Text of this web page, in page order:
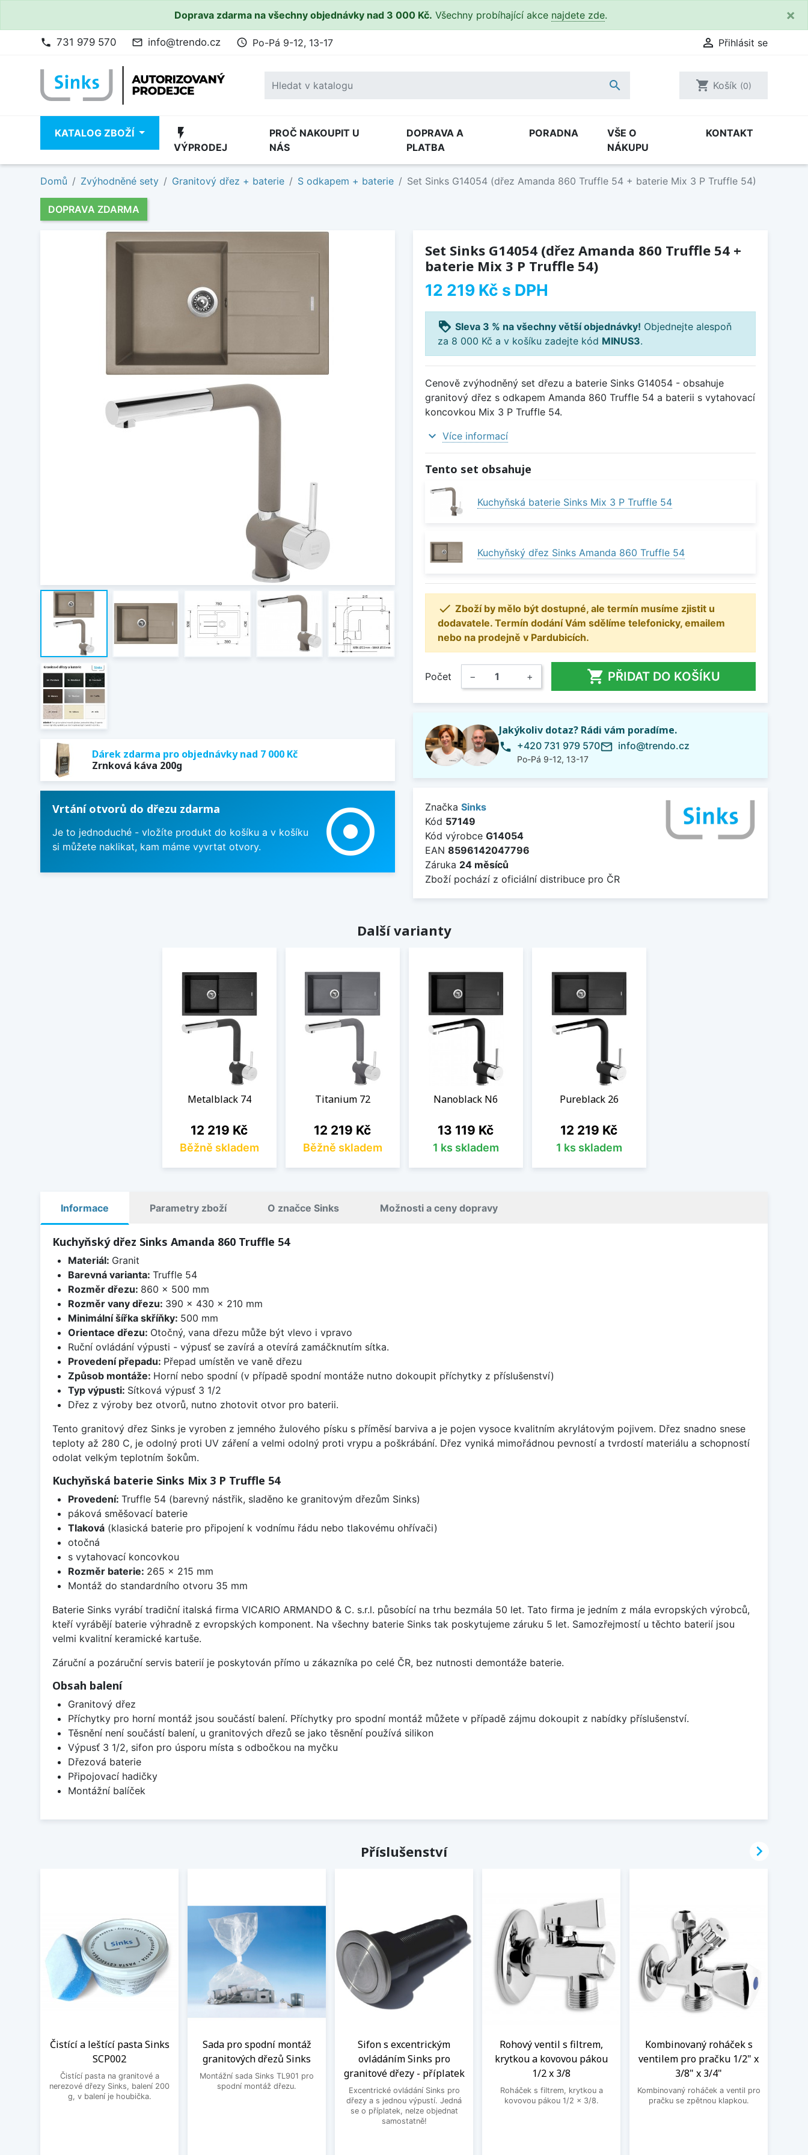
Doprava zdarma na všechny objednávky nad 3 000 Kč. Všechny probíhající akce najdete zde. ×
phone 731 979 570 mail_outline info@trendo.cz access_time Po-Pá 9-12, 13-17  Přihlásit se
 shopping_cart Košík (0)
KATALOG ZBOŽÍ flash_on
VÝPRODEJ
PROČ NAKOUPIT U
NÁS
DOPRAVA A
PLATBA
PORADNA
VŠE O
NÁKUPU
KONTAKT
Domů Zvýhodněné sety Granitový dřez + baterie S odkapem + baterie Set Sinks G14054 (dřez Amanda 860 Truffle 54 + baterie Mix 3 P Truffle 54)
DOPRAVA ZDARMA
Dárek zdarma pro objednávky nad 7 000 Kč
Zrnková káva 200g
Vrtání otvorů do dřezu zdarma
Je to jednoduché - vložíte produkt do košíku a v košíku
si můžete naklikat, kam máme vyvrtat otvory.
adjust
Set Sinks G14054 (dřez Amanda 860 Truffle 54 +
baterie Mix 3 P Truffle 54)
12 219 Kč s DPH
loyalty Sleva 3 % na všechny větší objednávky! Objednejte alespoň
za 8 000 Kč a v košíku zadejte kód MINUS3.
Cenově zvýhodněný set dřezu a baterie Sinks G14054 - obsahuje
granitový dřez s odkapem Amanda 860 Truffle 54 a baterii s vytahovací
koncovkou Mix 3 P Truffle 54.
expand_more Více informací
Tento set obsahuje
Kuchyňská baterie Sinks Mix 3 P Truffle 54
Kuchyňský dřez Sinks Amanda 860 Truffle 54
 Zboží by mělo být dostupné, ale termín musíme zjistit u
dodavatele. Termín dodání Vám sdělíme telefonicky, emailem
nebo na prodejně v Pardubicích.
Počet − +  PŘIDAT DO KOŠÍKU
Jakýkoliv dotaz? Rádi vám poradíme.
phone +420 731 979 570
Po-Pá 9-12, 13-17
mail_outline info@trendo.cz
Značka Sinks
Kód 57149
Kód výrobce G14054
EAN 8596142047796
Záruka 24 měsíců
Zboží pochází z oficiální distribuce pro ČR
Další varianty
Metalblack 74
Cena
12 219 Kč
Běžně skladem
Titanium 72
Cena
12 219 Kč
Běžně skladem
Nanoblack N6
Cena
13 119 Kč
1 ks skladem
Pureblack 26
Cena
12 219 Kč
1 ks skladem
Informace Parametry zboží O značce Sinks Možnosti a ceny dopravy
Kuchyňský dřez Sinks Amanda 860 Truffle 54
Materiál: Granit
Barevná varianta: Truffle 54
Rozměr dřezu: 860 x 500 mm
Rozměr vany dřezu: 390 x 430 x 210 mm
Minimální šířka skříňky: 500 mm
Orientace dřezu: Otočný, vana dřezu může být vlevo i vpravo
Ruční ovládání výpusti - výpusť se zavírá a otevírá zamáčknutím sítka.
Provedení přepadu: Přepad umístěn ve vaně dřezu
Způsob montáže: Horní nebo spodní (v případě spodní montáže nutno dokoupit příchytky z příslušenství)
Typ výpusti: Sítková výpusť 3 1/2
Dřez z výroby bez otvorů, nutno zhotovit otvor pro baterii.
Tento granitový dřez Sinks je vyroben z jemného žulového písku s příměsí barviva a je pojen vysoce kvalitním akrylátovým pojivem. Dřez snadno snese
teploty až 280 C, je odolný proti UV záření a velmi odolný proti vrypu a poškrábání. Dřez vyniká mimořádnou pevností a tvrdostí materiálu a schopností
odolat velkým teplotním šokům.
Kuchyňská baterie Sinks Mix 3 P Truffle 54
Provedení: Truffle 54 (barevný nástřik, sladěno ke granitovým dřezům Sinks)
páková směšovací baterie
Tlaková(klasická baterie pro připojení k vodnímu řádu nebo tlakovému ohřívači)
otočná
s vytahovací koncovkou
Rozměr baterie: 265 x 215 mm
Montáž do standardního otvoru 35 mm
Baterie Sinks vyrábí tradiční italská firma VICARIO ARMANDO & C. s.r.l. působící na trhu bezmála 50 let. Tato firma je jedním z mála evropských výrobců,
kteří vyrábějí baterie výhradně z evropských komponent. Na všechny baterie Sinks tak poskytujeme záruku 5 let. Samozřejmostí u těchto baterií jsou
velmi kvalitní keramické kartuše.
Záruční a pozáruční servis baterií je poskytován přímo u zákazníka po celé ČR, bez nutnosti demontáže baterie.
Obsah balení
Granitový dřez
Příchytky pro horní montáž jsou součástí balení. Příchytky pro spodní montáž můžete v případě zájmu dokoupit z nabídky příslušenství.
Těsnění není součástí balení, u granitových dřezů se jako těsnění používá silikon
Výpusť 3 1/2, sifon pro úsporu místa s odbočkou na myčku
Dřezová baterie
Připojovací hadičky
Montážní balíček
Příslušenství
Čistící a leštící pasta Sinks
SCP002
Čistící pasta na granitové a
nerezové dřezy Sinks, balení 200
g, v balení je houbička.
Sada pro spodní montáž
granitových dřezů Sinks
Montážní sada Sinks TL901 pro
spodní montáž dřezu.
Sifon s excentrickým
ovládáním Sinks pro
granitové dřezy - příplatek
Excentrické ovládání Sinks pro
dřezy a s jednou výpustí. Jedná
se o příplatek, nelze objednat
samostatně!
Rohový ventil s filtrem,
krytkou a kovovou pákou
1/2 x 3/8
Roháček s filtrem, krytkou a
kovovou pákou 1/2 x 3/8.
Kombinovaný roháček s
ventilem pro pračku 1/2" x
3/8" x 3/4"
Kombinovaný roháček a ventil pro
pračku se zpětnou klapkou.
